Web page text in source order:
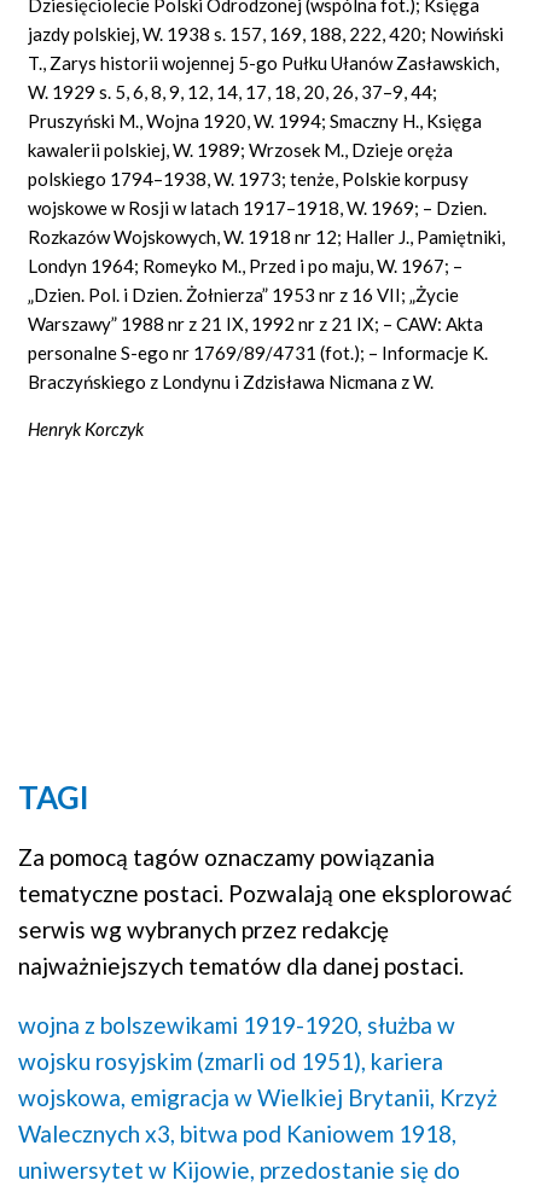
Dziesięciolecie Polski Odrodzonej (wspólna fot.); Księga
jazdy polskiej, W. 1938 s. 157, 169, 188, 222, 420; Nowiński
T., Zarys historii wojennej 5-go Pułku Ułanów Zasławskich,
W. 1929 s. 5, 6, 8, 9, 12, 14, 17, 18, 20, 26, 37–9, 44;
Pruszyński M., Wojna 1920, W. 1994; Smaczny H., Księga
kawalerii polskiej, W. 1989; Wrzosek M., Dzieje oręża
polskiego 1794–1938, W. 1973; tenże, Polskie korpusy
wojskowe w Rosji w latach 1917–1918, W. 1969; – Dzien.
Rozkazów Wojskowych, W. 1918 nr 12; Haller J., Pamiętniki,
Londyn 1964; Romeyko M., Przed i po maju, W. 1967; –
„Dzien. Pol. i Dzien. Żołnierza” 1953 nr z 16 VII; „Życie
Warszawy” 1988 nr z 21 IX, 1992 nr z 21 IX; – CAW: Akta
personalne S-ego nr 1769/89/4731 (fot.); – Informacje K.
Braczyńskiego z Londynu i Zdzisława Nicmana z W.
Henryk Korczyk
TAGI
Za pomocą tagów oznaczamy powiązania
tematyczne postaci. Pozwalają one eksplorować
serwis wg wybranych przez redakcję
najważniejszych tematów dla danej postaci.
wojna z bolszewikami 1919-1920, służba w
wojsku rosyjskim (zmarli od 1951), kariera
wojskowa, emigracja w Wielkiej Brytanii, Krzyż
Walecznych x3, bitwa pod Kaniowem 1918,
uniwersytet w Kijowie, przedostanie się do